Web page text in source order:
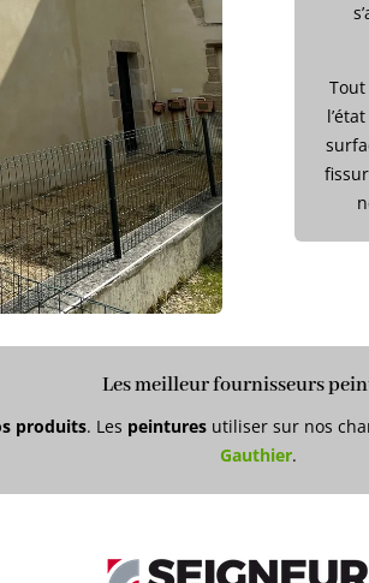
Les meilleur fournisseurs
produits. Les peinturesutiliser sur nos
Gauthier.